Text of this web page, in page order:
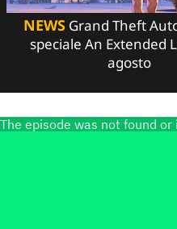
NEWS Grand Theft
speciale An Extended
agosto